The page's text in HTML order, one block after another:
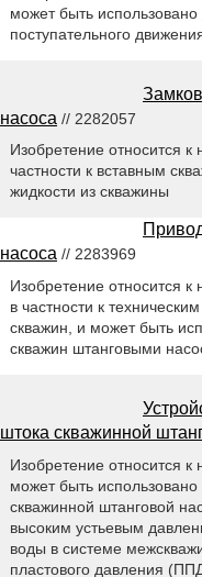
может быть
поступательного
насоса // 2282057
Изобретение относится
частности к вставным
жидкости из скважины
насоса // 2283969
Изобретение относится
в частности к
скважин, и может быть
скважин штанговыми
штока скважинной
Изобретение относится
может быть использовано
скважинной штанговой
высоким устьевым
воды в системе
пластового давления